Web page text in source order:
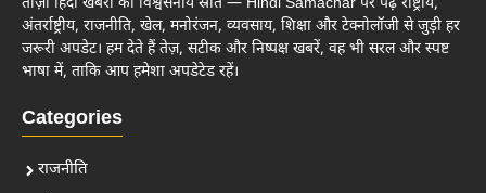
अंतर्राष्ट्रीय, राजनीति, खेल, मनोरंजन, व्यवसाय, शिक्षा और टेक्नोलॉजी से जुड़ी हर
जरूरी अपडेट। हम देते हैं तेज़, सटीक और निष्पक्ष खबरें, वह भी सरल और स्पष्ट
भाषा में, ताकि आप हमेशा अपडेटेड रहें।
Categories
राजनीति